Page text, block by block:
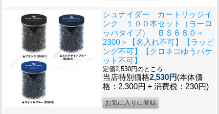
シュナイダー カートリッジイ
ンク １００本セット（ヨーロ
ッパタイプ） ＢＳ６８０＜
2300＞【名入れ不可】【ラッピ
ング不可】【クロネコゆうパケ
ット不可】
定価2,530円のところ
当店特別価格2,530円 (本体価
格：2,300円 + 消費税：230円)